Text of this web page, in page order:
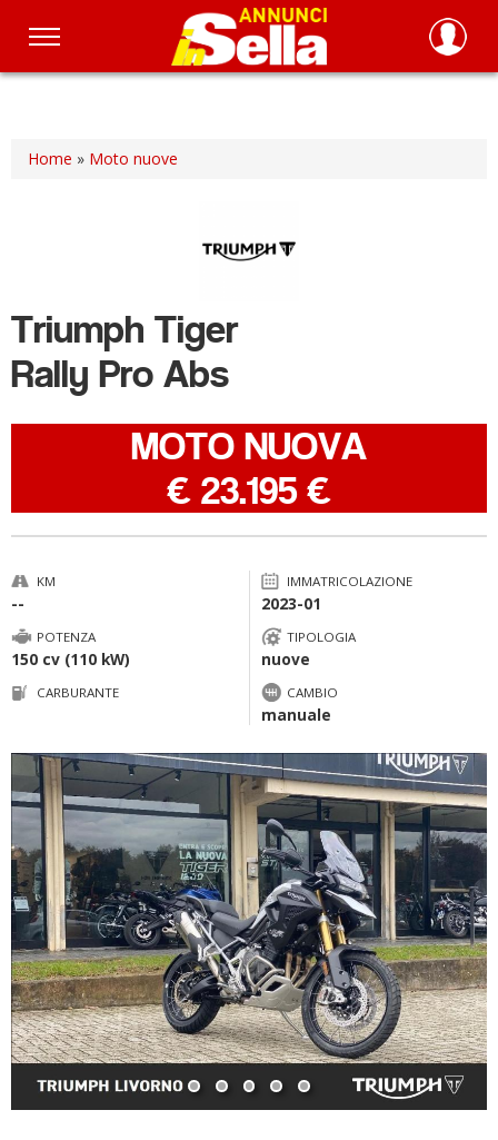
Salta
principale
Home » Moto nuove
Triumph Tiger
Rally Pro Abs
MOTO NUOVA
€ 23.195 €
KM
--
IMMATRICOLAZIONE
2023-01
POTENZA
150 cv (110 kW)
TIPOLOGIA
nuove
CARBURANTE CAMBIO
manuale